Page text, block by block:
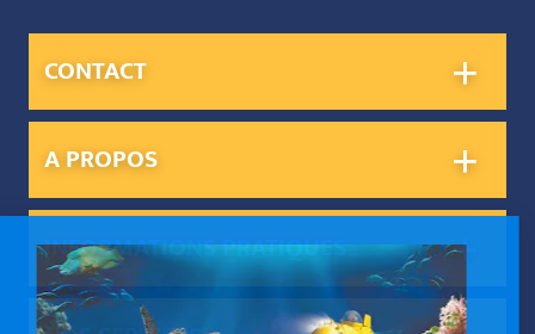
CONTACT
A PROPOS
INFORMATIONS PRATIQUES